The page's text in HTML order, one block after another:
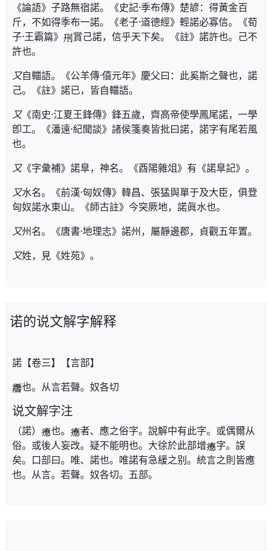
《論語》子路無宿諾。《史記·季布傳》楚諺：得黃金百
斤，不如得季布一諾。《老子·道德經》輕諾必寡信。《荀
子·王霸篇》
賞己諾，信乎天下矣。《註》諾許也。己不
許也。
又自輺語。《公羊傳·僖元年》慶父曰：此奚斯之聲也，諾
己。《註》諾已，皆自輺語。
又《南史·江夏王鋒傳》鋒五歲，齊高帝使學鳳尾諾，一學
卽工。《潘遠·紀聞談》諸侯箋奏皆批曰諾，諾字有尾若風
也。
又《字彙補》諾臯，神名。《酉陽雜俎》有《諾臯記》。
又水名。《前漢·匈奴傳》韓昌、張猛與單于及大臣，俱登
匈奴諾水東山。《師古註》今突厥地，諾眞水也。
又州名。《唐書·地理志》諾州，屬靜邊郡，貞觀五年置。
又姓，見《姓苑》。
诺的说文解字解释
諾【卷三】【言部】
也。从言若聲。奴各切
说文解字注
（諾） 也。
者、應之俗字。說解中有此字。或偶爾从
俗。或後人妄改。疑不能明也。大徐於此部增
字。誤
矣。口部曰。唯、諾也。唯諾有急緩之别。統言之則皆應
也。从言。若聲。奴各切。五部。